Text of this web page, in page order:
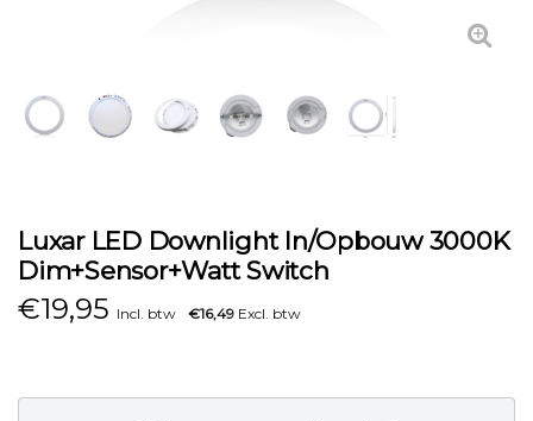
Luxar LED Downlight In/Opbouw 3000K
Dim+Sensor+Watt Switch
€19,95 Incl. btw €16,49 Excl. btw